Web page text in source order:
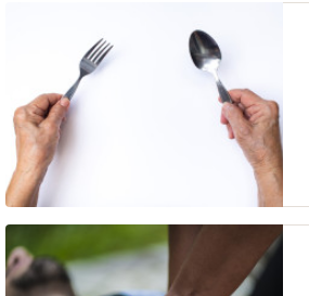
nutritionnels
personnes
âgées
Voir
Réanimation
(réanimation
cardiopulmonaire